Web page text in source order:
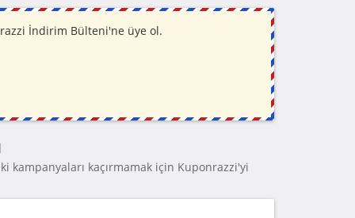
İndirim Bülteni'ne üye ol.
kampanyaları kaçırmamak için Kuponrazzi'yi